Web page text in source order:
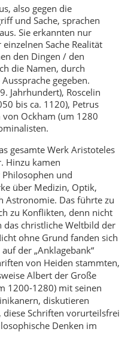
also gegen die
und Sache, sprachen
Sie erkannten nur
Sache Realität
den Dingen / den
die Namen, durch
gegeben.
Jahrhundert), Roscelin
bis ca. 1120), Petrus
Ockham (um 1280
gesamte Werk Aristoteles
Hinzu kamen
und
über Medizin, Optik,
Astronomie. Das führte zu
zu Konflikten, denn nicht
christliche Weltbild der
ohne Grund fanden sich
der „Anklagebank“
von Heiden stammten,
Albert der Große
1200-1280) mit seinen
diskutieren
Schriften vorurteilsfrei
Denken im